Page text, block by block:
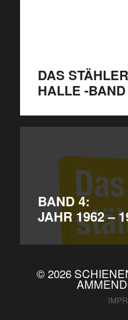
DAS
HALLE -
BAND 4:
JAHR 1962 –
© 2026